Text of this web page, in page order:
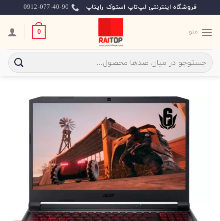
to
content
فروشگاه اینترنتی لپ‌تاپ استوک رایتاپ 0912-077-40-90
منو 0
جستجو
برای: